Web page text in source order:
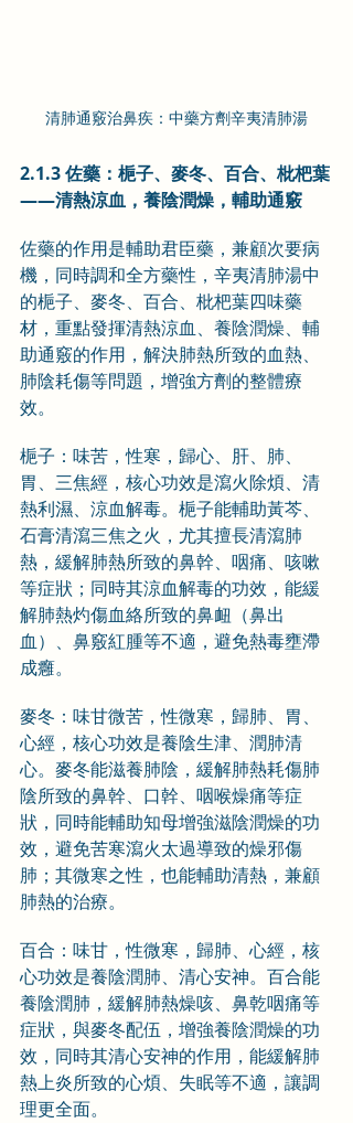
清肺通竅治鼻疾：中藥方劑辛夷清肺湯
2.1.3 佐藥：梔子、麥冬、百合、枇杷葉
——清熱涼血，養陰潤燥，輔助通竅
佐藥的作用是輔助君臣藥，兼顧次要病
機，同時調和全方藥性，辛夷清肺湯中
的梔子、麥冬、百合、枇杷葉四味藥
材，重點發揮清熱涼血、養陰潤燥、輔
助通竅的作用，解決肺熱所致的血熱、
肺陰耗傷等問題，增強方劑的整體療
效。
梔子：味苦，性寒，歸心、肝、肺、
胃、三焦經，核心功效是瀉火除煩、清
熱利濕、涼血解毒。梔子能輔助黃芩、
石膏清瀉三焦之火，尤其擅長清瀉肺
熱，緩解肺熱所致的鼻幹、咽痛、咳嗽
等症狀；同時其涼血解毒的功效，能緩
解肺熱灼傷血絡所致的鼻衄（鼻出
血）、鼻竅紅腫等不適，避免熱毒壅滯
成癰。
麥冬：味甘微苦，性微寒，歸肺、胃、
心經，核心功效是養陰生津、潤肺清
心。麥冬能滋養肺陰，緩解肺熱耗傷肺
陰所致的鼻幹、口幹、咽喉燥痛等症
狀，同時能輔助知母增強滋陰潤燥的功
效，避免苦寒瀉火太過導致的燥邪傷
肺；其微寒之性，也能輔助清熱，兼顧
肺熱的治療。
百合：味甘，性微寒，歸肺、心經，核
心功效是養陰潤肺、清心安神。百合能
養陰潤肺，緩解肺熱燥咳、鼻乾咽痛等
症狀，與麥冬配伍，增強養陰潤燥的功
效，同時其清心安神的作用，能緩解肺
熱上炎所致的心煩、失眠等不適，讓調
理更全面。